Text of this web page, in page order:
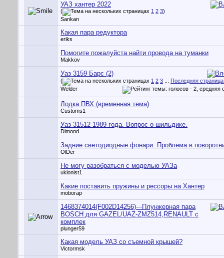
УАЗ хантер 2022
( 1 2 3)
Sankan
Какая пара редуктора
eriks
Помогите пожалуйста найти провода на туманки
Makkov
Уаз 3159 Барс (2)
( 1 2 3 Последняя страница
Welder
Лодка ПВХ (временная тема)
Customs1
Уаз 31512 1989 года. Вопрос о шильдике.
Dimond
Задние светодиодные фонари. Проблема в
OlDer
Не могу разобраться с моделью УАЗа
uklonist1
Какие поставить пружины и рессоры на Хантер
moborap
1468374014(F002D14256)---Плунжерная пара
BOSCH для GAZEL/UAZ-ZMZ514,RENAULT с
комплек
plunger59
Какая модель УАЗ со съемной крышей?
Victormsk